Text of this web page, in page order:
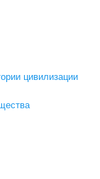
цивилизации